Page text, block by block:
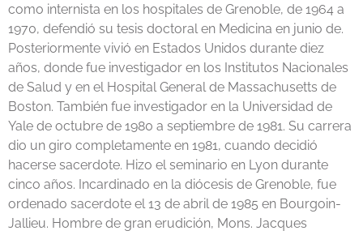
como internista en los hospitales de Grenoble, de 1964 a
1970, defendió su tesis doctoral en Medicina en junio de.
Posteriormente vivió en Estados Unidos durante diez
años, donde fue investigador en los Institutos Nacionales
de Salud y en el Hospital General de Massachusetts de
Boston. También fue investigador en la Universidad de
Yale de octubre de 1980 a septiembre de 1981. Su carrera
dio un giro completamente en 1981, cuando decidió
hacerse sacerdote. Hizo el seminario en Lyon durante
cinco años. Incardinado en la diócesis de Grenoble, fue
ordenado sacerdote el 13 de abril de 1985 en Bourgoin-
Jallieu. Hombre de gran erudición, Mons. Jacques